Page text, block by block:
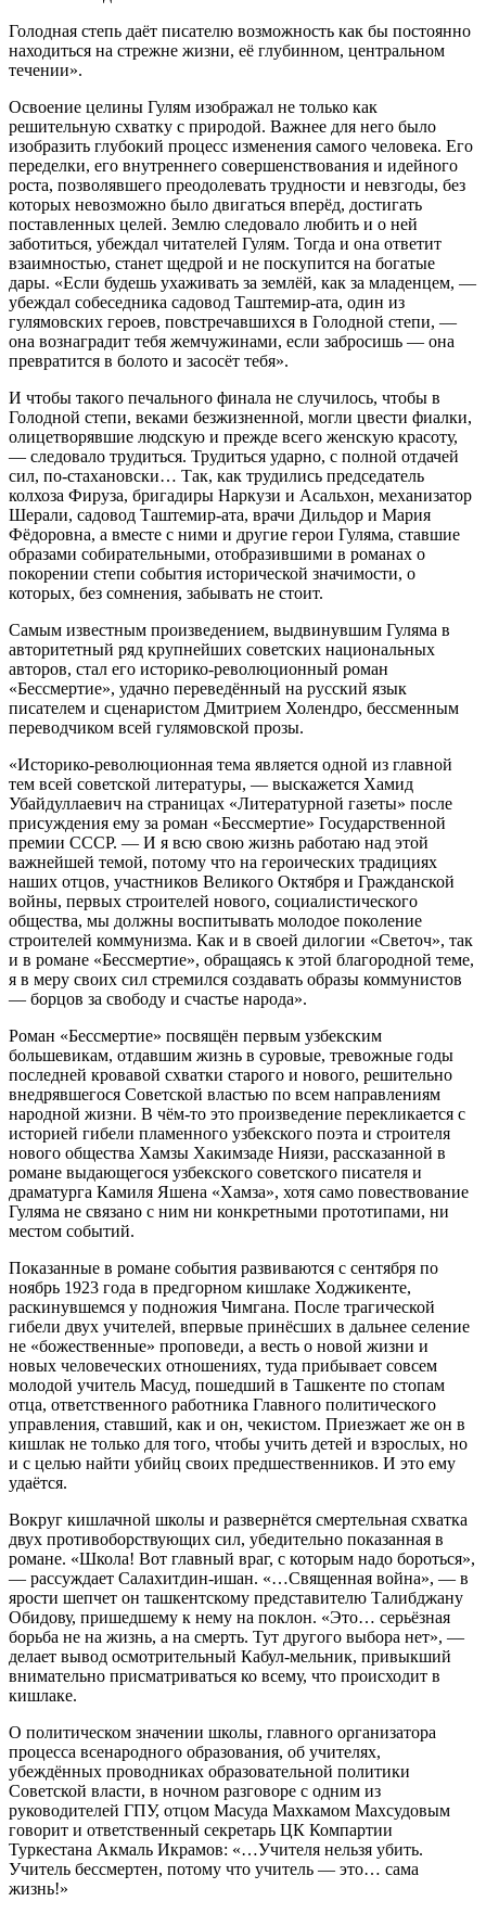
Голодная степь даёт писателю возможность как бы постоянно
находиться на стрежне жизни, её глубинном, центральном
течении».
Освоение целины Гулям изображал не только как
решительную схватку с природой. Важнее для него было
изобразить глубокий процесс изменения самого человека. Его
переделки, его внутреннего совершенствования и идейного
роста, позволявшего преодолевать трудности и невзгоды, без
которых невозможно было двигаться вперёд, достигать
поставленных целей. Землю следовало любить и о ней
заботиться, убеждал читателей Гулям. Тогда и она ответит
взаимностью, станет щедрой и не поскупится на богатые
дары. «Если будешь ухаживать за землёй, как за младенцем, —
убеждал собеседника садовод Таштемир-ата, один из
гулямовских героев, повстречавшихся в Голодной степи, —
она вознаградит тебя жемчужинами, если забросишь — она
превратится в болото и засосёт тебя».
И чтобы такого печального финала не случилось, чтобы в
Голодной степи, веками безжизненной, могли цвести фиалки,
олицетворявшие людскую и прежде всего женскую красоту,
— следовало трудиться. Трудиться ударно, с полной отдачей
сил, по-стахановски… Так, как трудились председатель
колхоза Фируза, бригадиры Наркузи и Асальхон, механизатор
Шерали, садовод Таштемир-ата, врачи Дильдор и Мария
Фёдоровна, а вместе с ними и другие герои Гуляма, ставшие
образами собирательными, отобразившими в романах о
покорении степи события исторической значимости, о
которых, без сомнения, забывать не стоит.
Самым известным произведением, выдвинувшим Гуляма в
авторитетный ряд крупнейших советских национальных
авторов, стал его историко-революционный роман
«Бессмертие», удачно переведённый на русский язык
писателем и сценаристом Дмитрием Холендро, бессменным
переводчиком всей гулямовской прозы.
«Историко-революционная тема является одной из главной
тем всей советской литературы, — выскажется Хамид
Убайдуллаевич на страницах «Литературной газеты» после
присуждения ему за роман «Бессмертие» Государственной
премии СССР. — И я всю свою жизнь работаю над этой
важнейшей темой, потому что на героических традициях
наших отцов, участников Великого Октября и Гражданской
войны, первых строителей нового, социалистического
общества, мы должны воспитывать молодое поколение
строителей коммунизма. Как и в своей дилогии «Светоч», так
и в романе «Бессмертие», обращаясь к этой благородной теме,
я в меру своих сил стремился создавать образы коммунистов
— борцов за свободу и счастье народа».
Роман «Бессмертие» посвящён первым узбекским
большевикам, отдавшим жизнь в суровые, тревожные годы
последней кровавой схватки старого и нового, решительно
внедрявшегося Советской властью по всем направлениям
народной жизни. В чём-то это произведение перекликается с
историей гибели пламенного узбекского поэта и строителя
нового общества Хамзы Хакимзаде Ниязи, рассказанной в
романе выдающегося узбекского советского писателя и
драматурга Камиля Яшена «Хамза», хотя само повествование
Гуляма не связано с ним ни конкретными прототипами, ни
местом событий.
Показанные в романе события развиваются с сентября по
ноябрь 1923 года в предгорном кишлаке Ходжикенте,
раскинувшемся у подножия Чимгана. После трагической
гибели двух учителей, впервые принёсших в дальнее селение
не «божественные» проповеди, а весть о новой жизни и
новых человеческих отношениях, туда прибывает совсем
молодой учитель Масуд, пошедший в Ташкенте по стопам
отца, ответственного работника Главного политического
управления, ставший, как и он, чекистом. Приезжает же он в
кишлак не только для того, чтобы учить детей и взрослых, но
и с целью найти убийц своих предшественников. И это ему
удаётся.
Вокруг кишлачной школы и развернётся смертельная схватка
двух противоборствующих сил, убедительно показанная в
романе. «Школа! Вот главный враг, с которым надо бороться»,
— рассуждает Салахитдин-ишан. «…Священная война», — в
ярости шепчет он ташкентскому представителю Талибджану
Обидову, пришедшему к нему на поклон. «Это… серьёзная
борьба не на жизнь, а на смерть. Тут другого выбора нет», —
делает вывод осмотрительный Кабул-мельник, привыкший
внимательно присматриваться ко всему, что происходит в
кишлаке.
О политическом значении школы, главного организатора
процесса всенародного образования, об учителях,
убеждённых проводниках образовательной политики
Советской власти, в ночном разговоре с одним из
руководителей ГПУ, отцом Масуда Махкамом Махсудовым
говорит и ответственный секретарь ЦК Компартии
Туркестана Акмаль Икрамов: «…Учителя нельзя убить.
Учитель бессмертен, потому что учитель — это… сама
жизнь!»